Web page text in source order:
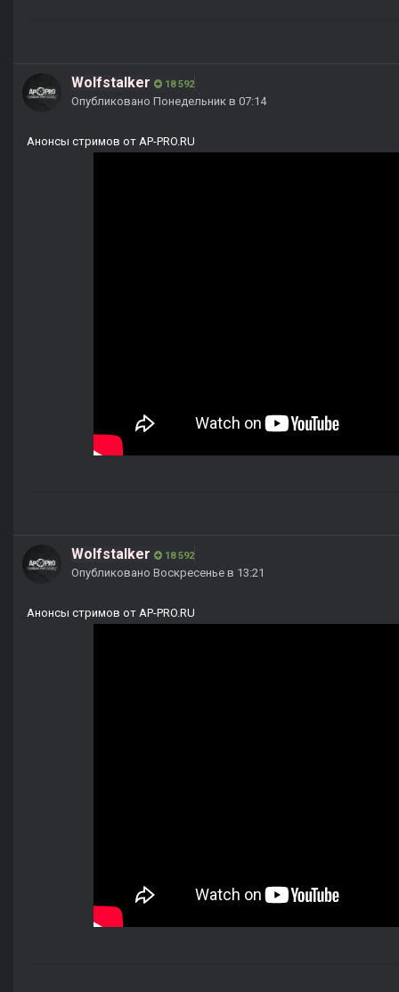
Wolfstalker 18 592
Опубликовано Понедельник в 07:14
Анонсы стримов от AP-PRO.RU
Wolfstalker 18 592
Опубликовано Воскресенье в 13:21
Анонсы стримов от AP-PRO.RU